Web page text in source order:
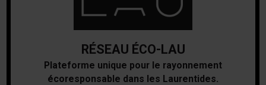
RÉSEAU ÉCO-LAU
Plateforme unique pour le rayonnement
écoresponsable dans les Laurentides.